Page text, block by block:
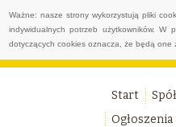
Ważne: nasze strony wykorzystują pliki
indywidualnych potrzeb użytkowników. W
dotyczących cookies oznacza, że będą one
Start
Ogłoszenia